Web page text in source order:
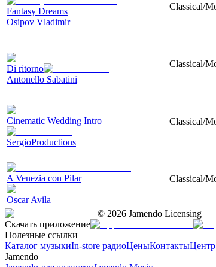
Fantasy Dreams
Osipov Vladimir
Classical/
Di ritorno
Antonello Sabatini
Classical/
Cinematic Wedding Intro
SergioProductions
Classical/
A Venezia con Pilar
Oscar Avila
Classical/
© 2026 Jamendo Licensing
Скачать приложение
Полезные ссылки
Каталог музыкиIn-store радиоЦеныКонтакты
Jamendo